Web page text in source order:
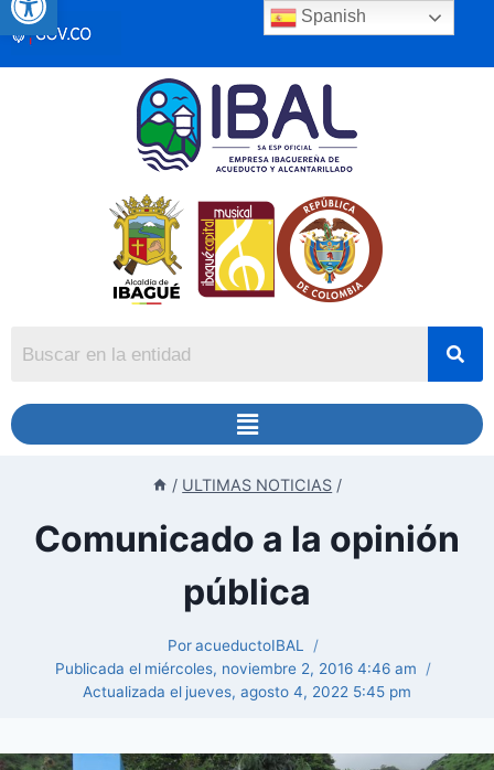
/ ULTIMAS NOTICIAS /
Comunicado a la opinión
pública
PoracueductoIBAL
Publicada el miércoles, noviembre 2, 2016 4:46 am
Actualizada el jueves, agosto 4, 2022 5:45 pm
Spanish